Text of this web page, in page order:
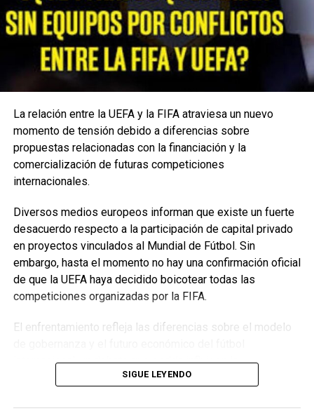
La relación entre la UEFA y la FIFA atraviesa un nuevo
momento de tensión debido a diferencias sobre
propuestas relacionadas con la financiación y la
comercialización de futuras competiciones
internacionales.
Diversos medios europeos informan que existe un fuerte
desacuerdo respecto a la participación de capital privado
en proyectos vinculados al Mundial de Fútbol. Sin
embargo, hasta el momento no hay una confirmación oficial
de que la UEFA haya decidido boicotear todas las
competiciones organizadas por la FIFA.
El enfrentamiento refleja las diferencias sobre el modelo
internacional, un debate que podría influir en la
organización de los próximos torneos.
Tags: #EnfoqueNow #JimmyPizarro #FIFA #UEFA
SIGUE LEYENDO